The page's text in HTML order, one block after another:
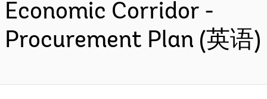
Economic Corridor -
Procurement Plan (英语)